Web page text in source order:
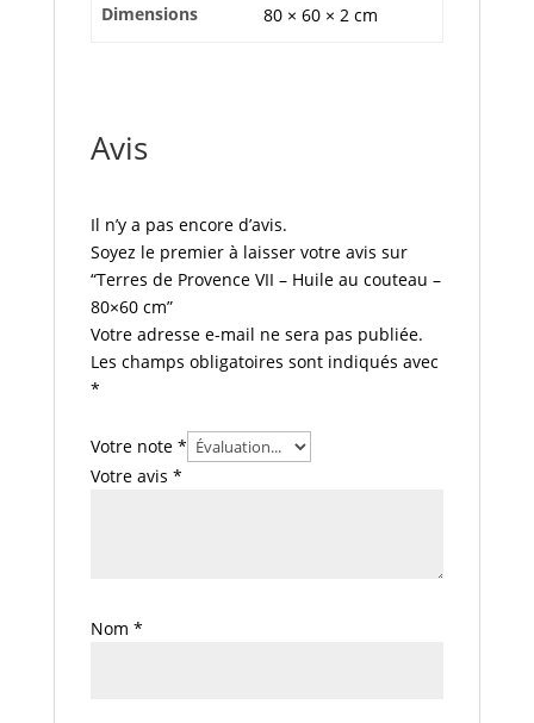
Dimensions 80 × 60 × 2 cm
Avis
Il n’y a pas encore d’avis.
Soyez le premier à laisser votre avis sur
“Terres de Provence VII – Huile au couteau –
80×60 cm”
Votre adresse e-mail ne sera pas publiée.
Les champs obligatoires sont indiqués avec
*
Votre note *
Votre avis *
Nom *